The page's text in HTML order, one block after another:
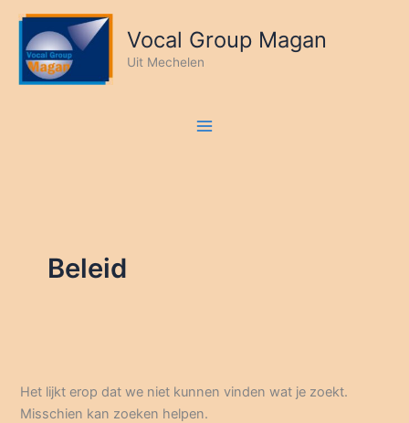
inhoud
Vocal Group Magan
Uit Mechelen
Beleid
Het lijkt erop dat we niet kunnen vinden wat je zoekt.
Misschien kan zoeken helpen.